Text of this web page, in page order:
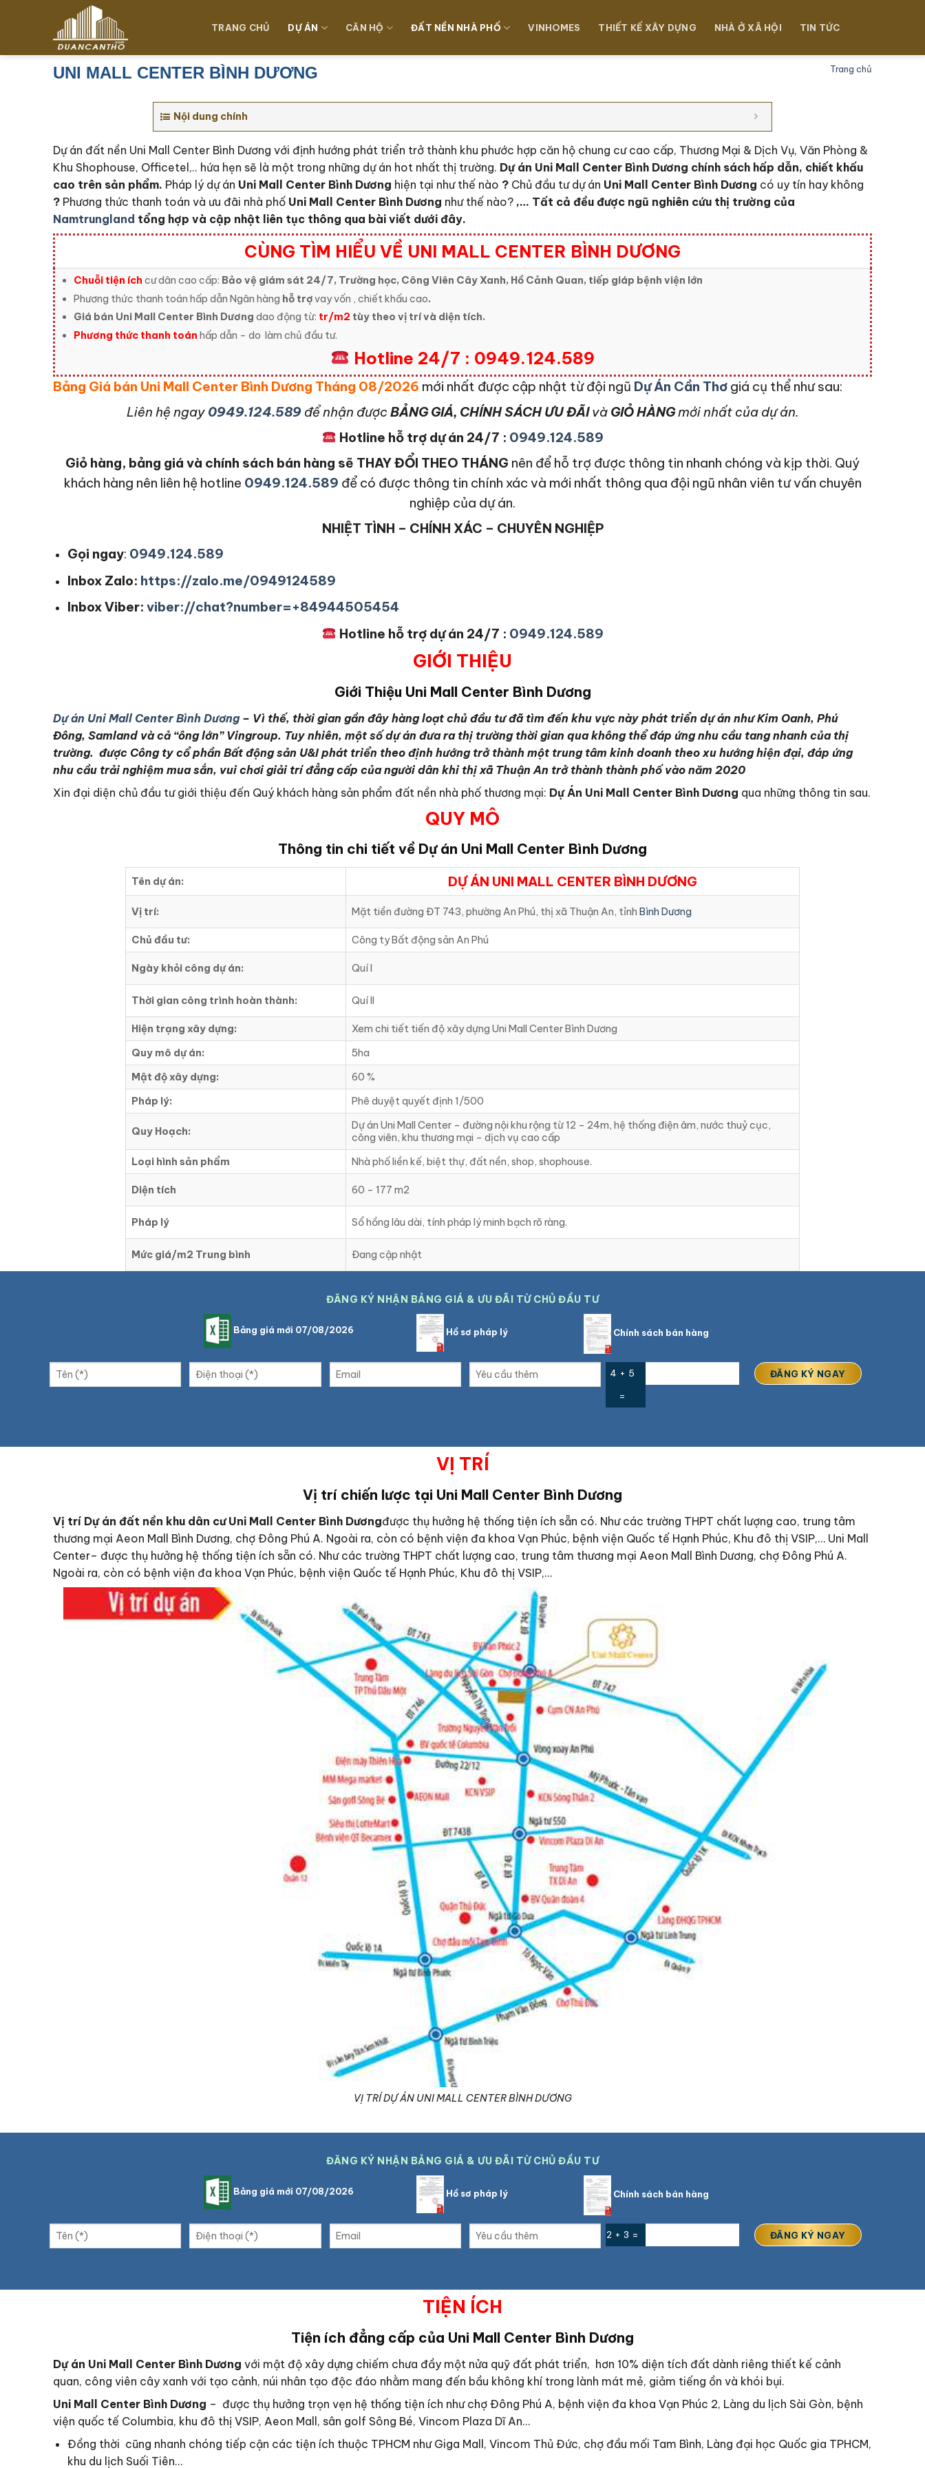
dung
TRANG CHỦ DỰ ÁN CĂN HỘ ĐẤT NỀN NHÀ PHỐ VINHOMES THIẾT KẾ XÂY DỰNG NHÀ Ở XÃ HỘI TIN TỨC
UNI MALL CENTER BÌNH DƯƠNG Trang chủ
Nội dung chính
Dự án đất nền Uni Mall Center Bình Dương với định hướng phát triển trở thành khu phước hợp căn hộ chung cư cao cấp, Thương Mại & Dịch Vụ, Văn Phòng &
Khu Shophouse, Officetel,.. hứa hẹn sẽ là một trong những dự án hot nhất thị trường. Dự án Uni Mall Center Bình Dương chính sách hấp dẫn, chiết khấu
cao trên sản phẩm. Pháp lý dự án Uni Mall Center Bình Dương hiện tại như thế nào ? Chủ đầu tư dự án Uni Mall Center Bình Dương có uy tín hay không
? Phương thức thanh toán và ưu đãi nhà phố Uni Mall Center Bình Dương như thế nào? ,… Tất cả đều được ngũ nghiên cứu thị trường của
Namtrungland tổng hợp và cập nhật liên tục thông qua bài viết dưới đây.
CÙNG TÌM HIỂU VỀ UNI MALL CENTER BÌNH DƯƠNG
Chuỗi tiện ích cư dân cao cấp: Bảo vệ giám sát 24/7, Trường học, Công Viên Cây Xanh, Hồ Cảnh Quan, tiếp giáp bệnh viện lớn
Phương thức thanh toán hấp dẫn Ngân hàng hỗ trợvay vốn , chiết khấu cao.
Giá bán Uni Mall Center Bình Dương dao động từ: tr/m2 tùy theo vị trí và diện tích.
Phương thức thanh toán hấp dẫn – do làm chủ đầu tư.
Hotline 24/7 : 0949.124.589
Bảng Giá bán Uni Mall Center Bình Dương Tháng 08/2026 mới nhất được cập nhật từ đội ngũ Dự Án Cần Thơ giá cụ thể như sau:
Liên hệ ngay 0949.124.589để nhận được BẢNG GIÁ, CHÍNH SÁCH ƯU ĐÃIvàGIỎ HÀNGmới nhất của dự án.
Hotline hỗ trợ dự án 24/7 : 0949.124.589
Giỏ hàng, bảng giá và chính sách bán hàng sẽ THAY ĐỔI THEO THÁNG nên để hỗ trợ được thông tin nhanh chóng và kịp thời. Quý
khách hàng nên liên hệ hotline 0949.124.589 để có được thông tin chính xác và mới nhất thông qua đội ngũ nhân viên tư vấn chuyên
nghiệp của dự án.
NHIỆT TÌNH – CHÍNH XÁC – CHUYÊN NGHIỆP
Gọi ngay: 0949.124.589
Inbox Zalo: https://zalo.me/0949124589
Inbox Viber: viber://chat?number=+84944505454
Hotline hỗ trợ dự án 24/7 : 0949.124.589
GIỚI THIỆU
Giới Thiệu Uni Mall Center Bình Dương
Dự án Uni Mall Center Bình Dương– Vì thế, thời gian gần đây hàng loạt chủ đầu tư đã tìm đến khu vực này phát triển dự án như Kim Oanh, Phú
Đông, Samland và cả “ông lớn” Vingroup. Tuy nhiên, một số dự án đưa ra thị trường thời gian qua không thể đáp ứng nhu cầu tang nhanh của thị
trường. được Công ty cổ phần Bất động sản U&I phát triển theo định hướng trở thành một trung tâm kinh doanh theo xu hướng hiện đại, đáp ứng
nhu cầu trải nghiệm mua sắn, vui chơi giải trí đẳng cấp của người dân khi thị xã Thuận An trở thành thành phố vào năm 2020
Xin đại diện chủ đầu tư giới thiệu đến Quý khách hàng sản phẩm đất nền nhà phố thương mại: Dự Án Uni Mall Center Bình Dương qua những thông tin sau.
QUY MÔ
Thông tin chi tiết về Dự án Uni Mall Center Bình Dương
Tên dự án: DỰ ÁN UNI MALL CENTER BÌNH DƯƠNG
Vị trí: Mặt tiền đường ĐT 743, phường An Phú, thị xã Thuận An, tỉnh Bình Dương
Chủ đầu tư: Công ty Bất động sản An Phú
Ngày khỏi công dự án: Quí I
Thời gian công trình hoàn thành: Quí II
Hiện trạng xây dựng:
Xem chi tiết tiến độ xây dựng Uni Mall Center Bình Dương
Quy mô dự án:
5ha
Mật độ xây dựng:
60 %
Pháp lý:
Phê duyệt quyết định 1/500
Quy Hoạch:
Dự án Uni Mall Center – đường nội khu rộng từ 12 – 24m, hệ thống điện âm, nước thuỷ cục,
công viên, khu thương mại – dịch vụ cao cấp
Loại hình sản phẩm
Nhà phố liền kế, biệt thự, đất nền, shop, shophouse.
Diện tích 60 – 177 m2
Pháp lý Sổ hồng lâu dài, tính pháp lý minh bạch rõ ràng.
Mức giá/m2 Trung bình Đang cập nhật
ĐĂNG KÝ NHẬN BẢNG GIÁ & ƯU ĐÃI TỪ CHỦ ĐẦU TƯ
Bảng giá mới 07/08/2026 Hồ sơ pháp lý Chính sách bán hàng
4 + 5
=
VỊ TRÍ
Vị trí chiến lược tại Uni Mall Center Bình Dương
Vị trí Dự án đất nền khu dân cư Uni Mall Center Bình Dươngđược thụ hưởng hệ thống tiện ích sẵn có. Như các trường THPT chất lượng cao, trung tâm
thương mại Aeon Mall Bình Dương, chợ Đông Phú A. Ngoài ra, còn có bệnh viện đa khoa Vạn Phúc, bệnh viện Quốc tế Hạnh Phúc, Khu đô thị VSIP,… Uni Mall
Center– được thụ hưởng hệ thống tiện ích sẵn có. Như các trường THPT chất lượng cao, trung tâm thương mại Aeon Mall Bình Dương, chợ Đông Phú A.
Ngoài ra, còn có bệnh viện đa khoa Vạn Phúc, bệnh viện Quốc tế Hạnh Phúc, Khu đô thị VSIP,…
VỊ TRÍ DỰ ÁN UNI MALL CENTER BÌNH DƯƠNG
ĐĂNG KÝ NHẬN BẢNG GIÁ & ƯU ĐÃI TỪ CHỦ ĐẦU TƯ
Bảng giá mới 07/08/2026 Hồ sơ pháp lý Chính sách bán hàng
2 + 3 =
TIỆN ÍCH
Tiện ích đẳng cấp của Uni Mall Center Bình Dương
Dự án Uni Mall Center Bình Dương với mật độ xây dựng chiếm chưa đầy một nửa quỹ đất phát triển, hơn 10% diện tích đất dành riêng thiết kế cảnh
quan, công viên cây xanh với tạo cảnh, núi nhân tạo độc đáo nhằm mang đến bầu không khí trong lành mát mẻ, giảm tiếng ồn và khói bụi.
Uni Mall Center Bình Dương – được thụ hưởng trọn vẹn hệ thống tiện ích như chợ Đông Phú A, bệnh viện đa khoa Vạn Phúc 2, Làng du lịch Sài Gòn, bệnh
viện quốc tế Columbia, khu đô thị VSIP, Aeon Mall, sân golf Sông Bé, Vincom Plaza Dĩ An…
Đồng thời cũng nhanh chóng tiếp cận các tiện ích thuộc TPHCM như Giga Mall, Vincom Thủ Đức, chợ đầu mối Tam Bình, Làng đại học Quốc gia TPHCM,
khu du lịch Suối Tiên…